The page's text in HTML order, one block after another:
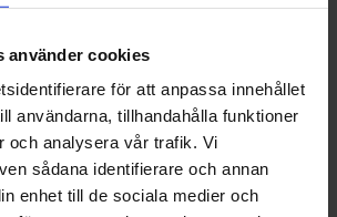
använder cookies
för att anpassa innehållet
användarna, tillhandahålla funktioner
och analysera vår trafik. Vi
sådana identifierare och annan
enhet till de sociala medier och
Så svarar du chefen som nobbar ditt